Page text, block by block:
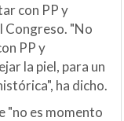
con PP y
Congreso. "No
PP y
la piel, para un
ha dicho.
"no es momento